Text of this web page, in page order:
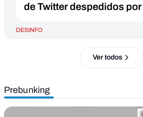
de Twitter despedidos
DESINFO
Ver todos
Prebunking